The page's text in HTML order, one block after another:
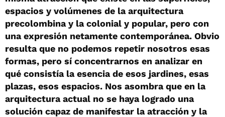
espacios y volúmenes de la arquitectura
precolombina y la colonial y popular, pero con
una expresión netamente contemporánea. Obvio
resulta que no podemos repetir nosotros esas
formas, pero sí concentrarnos en analizar en
qué consistía la esencia de esos jardines, esas
plazas, esos espacios. Nos asombra que en la
arquitectura actual no se haya logrado una
solución capaz de manifestar la atracción y la